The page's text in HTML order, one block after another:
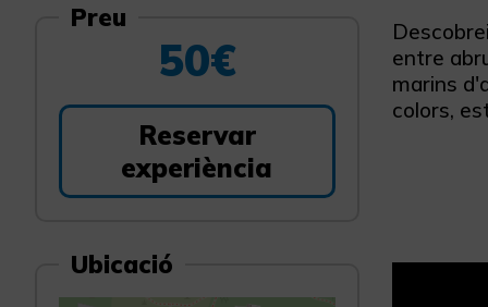
Preu
50€
Reservar
experiència
Ubicació
entre
marins
colors,